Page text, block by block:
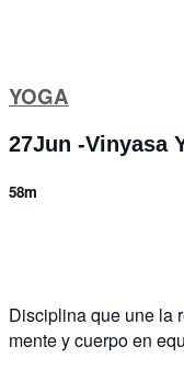
YOGA
27Jun -Vinyasa
58m
Disciplina que une la
mente y cuerpo en